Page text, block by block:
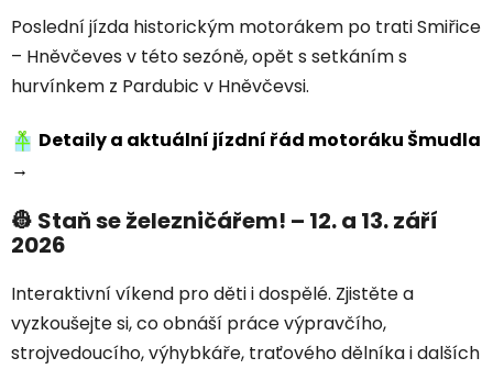
Poslední jízda historickým motorákem po trati Smiřice
– Hněvčeves v této sezóně, opět s setkáním s
hurvínkem z Pardubic v Hněvčevsi.
Detaily a aktuální jízdní řád motoráku Šmudla
→
👷 Staň se železničářem! – 12. a 13. září
2026
Interaktivní víkend pro děti i dospělé. Zjistěte a
vyzkoušejte si, co obnáší práce výpravčího,
strojvedoucího, výhybkáře, traťového dělníka i dalších